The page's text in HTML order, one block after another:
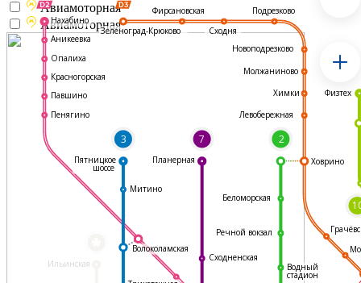
Ильинская
3 7 2
Фирсановская
Сходня
Подрезково
Новоподрезково
Молжаниново
Химки
Левобережная
Ховрино
Водный
стадион
Сходненская
Волоколамская
Митино
Нахабино
Аникеевка
Опалиха
Красногорская
Павшино
Пенягино
Пятницкое
шоссе
Планерная
Физтех
Речной вокзал
Беломорская
Зеленоград-Крюково
Авиамоторная
Авиамоторная